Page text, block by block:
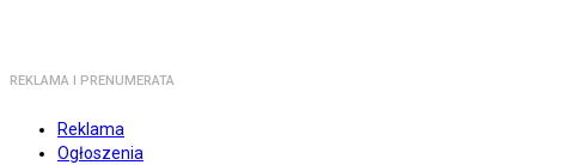
REKLAMA I PRENUMERATA
Reklama
Ogłoszenia